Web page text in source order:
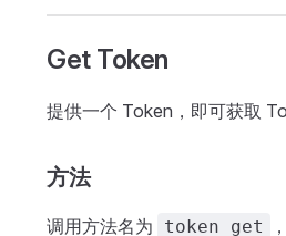
Get Token
提供一个 Token，即可获取
方法
调用方法名为 token_get